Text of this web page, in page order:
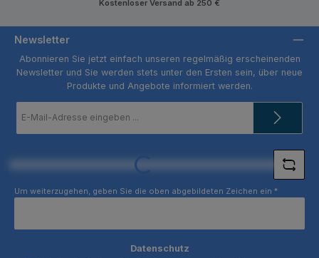
Kostenloser Versand ab 250 €
Newsletter
Abonnieren Sie jetzt einfach unseren regelmäßig erscheinenden
Newsletter und Sie werden stets unter den Ersten sein, über neue
Produkte und Angebote informiert werden.
Mail-
Loading...
Um weiterzugehen, geben Sie die oben abgebildeten Zeichen ein *
Datenschutz